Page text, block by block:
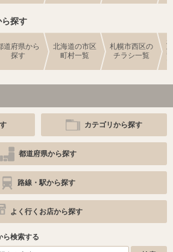
探す
道府県から
探す
北海道の市区
町村一覧
札幌市西区の
チラシ一覧
カテゴリから探す
都道府県から探す
路線・駅から探す
よく行くお店から探す
ら検索する